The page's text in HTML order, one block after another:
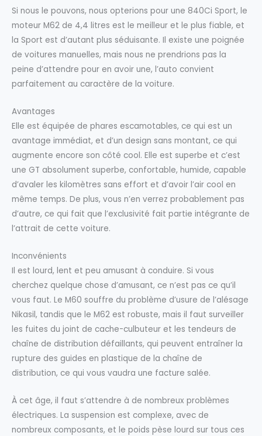
Si nous le pouvons, nous opterions pour une 840Ci Sport, le
moteur M62 de 4,4 litres est le meilleur et le plus fiable, et
la Sport est d’autant plus séduisante. Il existe une poignée
de voitures manuelles, mais nous ne prendrions pas la
peine d’attendre pour en avoir une, l’auto convient
parfaitement au caractère de la voiture.
Avantages
Elle est équipée de phares escamotables, ce qui est un
avantage immédiat, et d’un design sans montant, ce qui
augmente encore son côté cool. Elle est superbe et c’est
une GT absolument superbe, confortable, humide, capable
d’avaler les kilomètres sans effort et d’avoir l’air cool en
même temps. De plus, vous n’en verrez probablement pas
d’autre, ce qui fait que l’exclusivité fait partie intégrante de
l’attrait de cette voiture.
Inconvénients
Il est lourd, lent et peu amusant à conduire. Si vous
cherchez quelque chose d’amusant, ce n’est pas ce qu’il
vous faut. Le M60 souffre du problème d’usure de l’alésage
Nikasil, tandis que le M62 est robuste, mais il faut surveiller
les fuites du joint de cache-culbuteur et les tendeurs de
chaîne de distribution défaillants, qui peuvent entraîner la
rupture des guides en plastique de la chaîne de
distribution, ce qui vous vaudra une facture salée.
À cet âge, il faut s’attendre à de nombreux problèmes
électriques. La suspension est complexe, avec de
nombreux composants, et le poids pèse lourd sur tous ces